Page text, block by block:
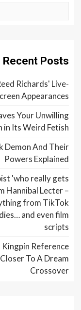
Recent Posts
Richards' Live-
Appearances
Your Unwilling
in Its Weird Fetish
Demon And Their
Powers Explained
'who really gets
Hannibal Lecter –
from TikTok
and even film
scripts
Kingpin Reference
To A Dream
Crossover